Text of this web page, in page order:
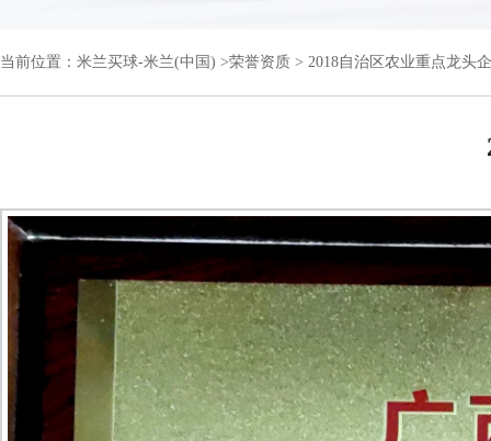
当前位置： 米兰买球-米兰(中国) >荣誉资质 > 2018自治区农业重点龙头